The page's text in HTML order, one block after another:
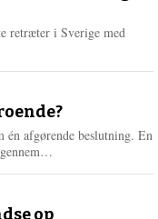
retræter i Sverige med
afgørende beslutning. En
op